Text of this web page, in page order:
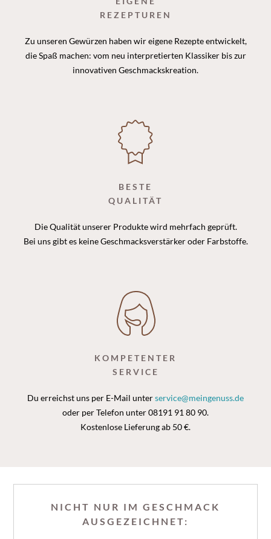
REZEPTUREN
Zu unseren Gewürzen haben wir eigene Rezepte entwickelt,
die Spaß machen: vom neu interpretierten Klassiker bis zur
innovativen Geschmackskreation.
BESTE
QUALITÄT
Die Qualität unserer Produkte wird mehrfach geprüft.
Bei uns gibt es keine Geschmacksverstärker oder Farbstoffe.
KOMPETENTER
SERVICE
Du erreichst uns per E-Mail unterservice@meingenuss.de
oder per Telefon unter 08191 91 80 90.
Kostenlose Lieferung ab 50 €.
NICHT NUR IM GESCHMACK
AUSGEZEICHNET: